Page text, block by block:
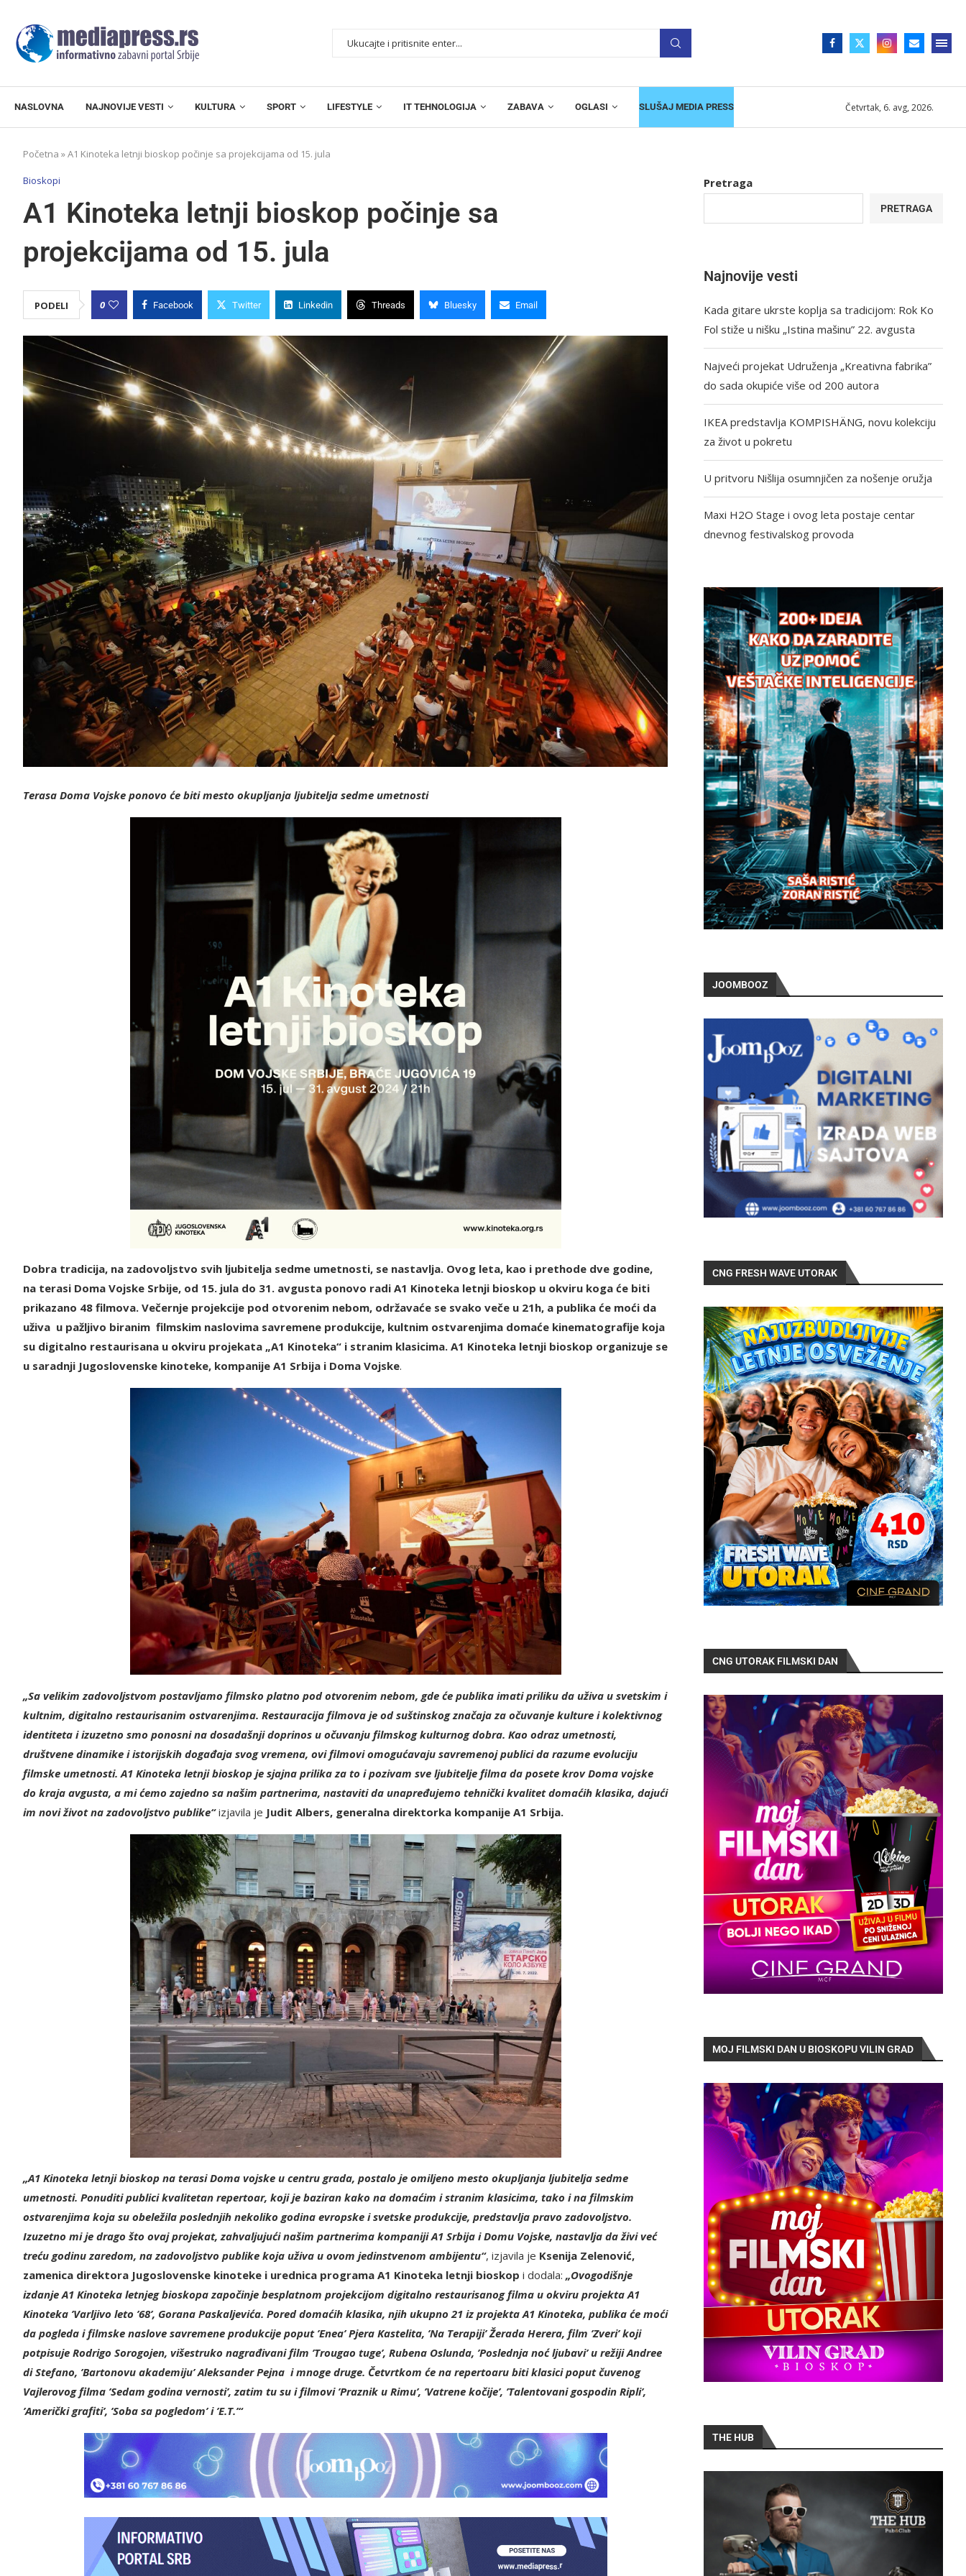
NASLOVNA NAJNOVIJE VESTI KULTURA SPORT LIFESTYLE IT TEHNOLOGIJA ZABAVA OGLASI SLUŠAJ MEDIA PRESS Četvrtak, 6. avg, 2026.
Početna »A1 Kinoteka letnji bioskop počinje sa projekcijama od 15. jula
Bioskopi
A1 Kinoteka letnji bioskop počinje sa
projekcijama od 15. jula
PODELI 0 Facebook Twitter Linkedin Threads Bluesky Email
Terasa Doma Vojske ponovo će biti mesto okupljanja ljubitelja sedme umetnosti
Dobra tradicija, na zadovoljstvo svih ljubitelja sedme umetnosti, se nastavlja. Ovog leta, kao i prethode dve godine,
na terasi Doma Vojske Srbije, od 15. jula do 31. avgusta ponovo radi A1 Kinoteka letnji bioskop u okviru koga će biti
prikazano 48 filmova. Večernje projekcije pod otvorenim nebom, održavaće se svako veče u 21h, a publika će moći da
uživa u pažljivo biranim filmskim naslovima savremene produkcije, kultnim ostvarenjima domaće kinematografije koja
su digitalno restaurisana u okviru projekata „A1 Kinoteka“ i stranim klasicima. A1 Kinoteka letnji bioskop organizuje se
u saradnji Jugoslovenske kinoteke, kompanije A1 Srbija i Doma Vojske.
„Sa velikim zadovoljstvom postavljamo filmsko platno pod otvorenim nebom, gde će publika imati priliku da uživa u svetskim i
kultnim, digitalno restaurisanim ostvarenjima. Restauracija filmova je od suštinskog značaja za očuvanje kulture i kolektivnog
identiteta i izuzetno smo ponosni na dosadašnji doprinos u očuvanju filmskog kulturnog dobra. Kao odraz umetnosti,
društvene dinamike i istorijskih događaja svog vremena, ovi filmovi omogućavaju savremenoj publici da razume evoluciju
filmske umetnosti. A1 Kinoteka letnji bioskop je sjajna prilika za to i pozivam sve ljubitelje filma da posete krov Doma vojske
do kraja avgusta, a mi ćemo zajedno sa našim partnerima, nastaviti da unapređujemo tehnički kvalitet domaćih klasika, dajući
im novi život na zadovoljstvo publike“izjavila je Judit Albers, generalna direktorka kompanije A1 Srbija.
„A1 Kinoteka letnji bioskop na terasi Doma vojske u centru grada, postalo je omiljeno mesto okupljanja ljubitelja sedme
umetnosti. Ponuditi publici kvalitetan repertoar, koji je baziran kako na domaćim i stranim klasicima, tako i na filmskim
ostvarenjima koja su obeležila poslednjih nekoliko godina evropske i svetske produkcije, predstavlja pravo zadovoljstvo.
Izuzetno mi je drago što ovaj projekat, zahvaljujući našim partnerima kompaniji A1 Srbija i Domu Vojske, nastavlja da živi već
treću godinu zaredom, na zadovoljstvo publike koja uživa u ovom jedinstvenom ambijentu“, izjavila je Ksenija Zelenović,
zamenica direktora Jugoslovenske kinoteke i urednica programa A1 Kinoteka letnji bioskop i dodala: „Ovogodišnje
izdanje A1 Kinoteka letnjeg bioskopa započinje besplatnom projekcijom digitalno restaurisanog filma u okviru projekta A1
Kinoteka ’Varljivo leto ’68’, Gorana Paskaljevića. Pored domaćih klasika, njih ukupno 21 iz projekta A1 Kinoteka, publika će moći
da pogleda i filmske naslove savremene produkcije poput ’Enea’ Pjera Kastelita, ’Na Terapiji’ Žerada Herera, film ’Zveri’ koji
potpisuje Rodrigo Sorogojen, višestruko nagrađivani film ’Trougao tuge’, Rubena Oslunda, ’Poslednja noć ljubavi’ u režiji Andree
di Stefano, ’Bartonovu akademiju’ Aleksander Pejna i mnoge druge. Četvrtkom će na repertoaru biti klasici poput čuvenog
Vajlerovog filma ’Sedam godina vernosti’, zatim tu su i filmovi ’Praznik u Rimu’, ’Vatrene kočije’, ’Talentovani gospodin Ripli’,
’Američki grafiti’, ’Soba sa pogledom’ i ’E.T.’“
Pretraga
PRETRAGA
Najnovije vesti
Kada gitare ukrste koplja sa tradicijom: Rok Ko
Fol stiže u nišku „Istina mašinu” 22. avgusta
Najveći projekat Udruženja „Kreativna fabrika”
do sada okupiće više od 200 autora
IKEA predstavlja KOMPISHÄNG, novu kolekciju
za život u pokretu
U pritvoru Nišlija osumnjičen za nošenje oružja
Maxi H2O Stage i ovog leta postaje centar
dnevnog festivalskog provoda
JOOMBOOZ
CNG FRESH WAVE UTORAK
CNG UTORAK FILMSKI DAN
MOJ FILMSKI DAN U BIOSKOPU VILIN GRAD
THE HUB